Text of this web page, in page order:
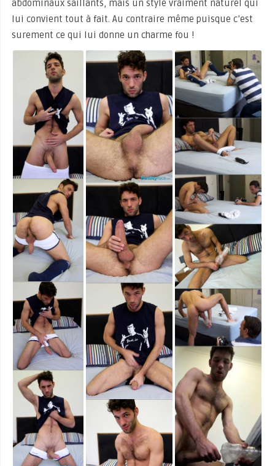
abdominaux saillants, mais un style vraiment naturel qui
lui convient tout à fait. Au contraire même puisque c’est
surement ce qui lui donne un charme fou !